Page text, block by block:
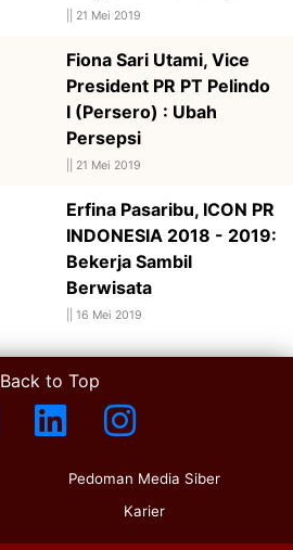
21 Mei 2019
Fiona Sari Utami, Vice
President PR PT Pelindo
I (Persero) : Ubah
Persepsi
21 Mei 2019
Erfina Pasaribu, ICON PR
INDONESIA 2018 - 2019:
Bekerja Sambil
Berwisata
16 Mei 2019
Back to Top
Pedoman Media Siber
Karier